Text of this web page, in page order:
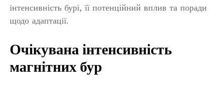
інтенсивність бурі, її потенційний вплив та поради
щодо адаптації.
Очікувана інтенсивність
магнітних бур